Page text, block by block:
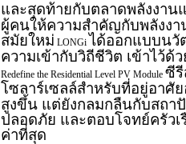
และสุดท้ายกับตลาดพลังงาน
ผู้คนให้ความสำคัญกับพลังง
สมัยใหม่ LONGi ได้ออกแบบนวั
ความเข้ากับวิถีชีวิต เข้าไว้
Redefine the Residential Level PV Module ซีรี
โซลาร์เซลล์สำหรับที่อยู่อาศั
สูงขึ้น แต่ยังกลมกลืนกับสถา
ปลอดภัย และตอบโจทย์ครัว
ค่าที่สุด